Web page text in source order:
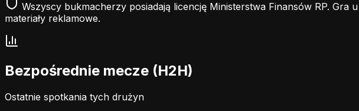
Wszyscy bukmacherzy posiadają licencję Ministerstwa Finansów RP.
materiały reklamowe.
Bezpośrednie mecze (H2H)
Ostatnie spotkania tych drużyn